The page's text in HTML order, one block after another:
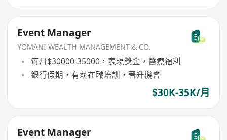
Event Manager
YOMANI WEALTH MANAGEMENT & CO.
每月$30000-35000，表現獎金，醫療福利
銀行假期，有薪在職培訓，晉升機會
$30K-35K/月
Event Manager